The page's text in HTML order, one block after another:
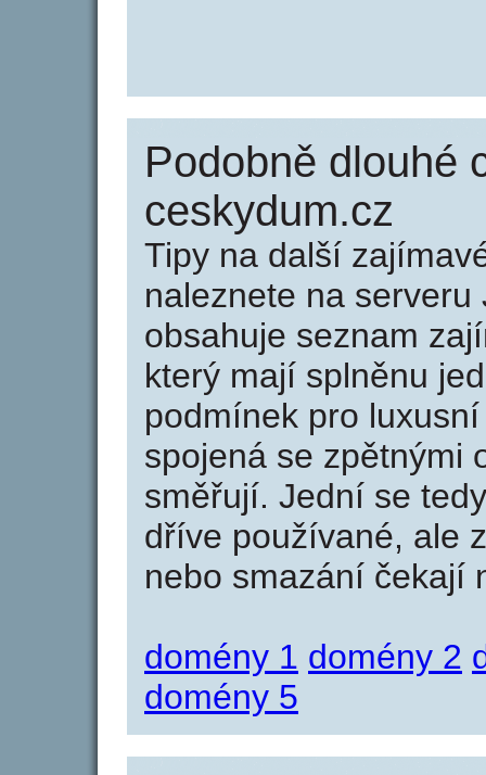
Podobně dlouhé
ceskydum.cz
Tipy na další
naleznete na serveru
obsahuje seznam
který mají splněnu
podmínek pro
spojená se zpětnými
směřují. Jední se
dříve používané, ale
nebo smazání čekají
domény 1 domény 2
domény 5